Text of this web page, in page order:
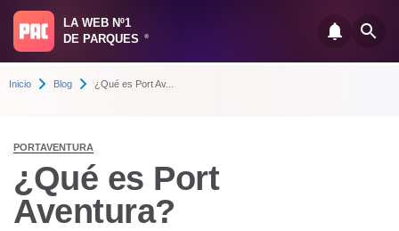
LA WEB Nº1
DE PARQUES
®
Inicio Blog ¿Qué es Port Av...
PORTAVENTURA
¿Qué es Port
Aventura?